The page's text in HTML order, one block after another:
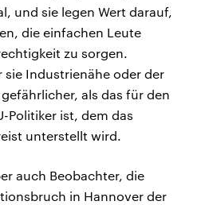
und sie legen Wert darauf,
die einfachen Leute
zu sorgen.
Industrienähe oder der
als das für den
Politiker ist, dem das
unterstellt wird.
auch Beobachter, die
in Hannover der